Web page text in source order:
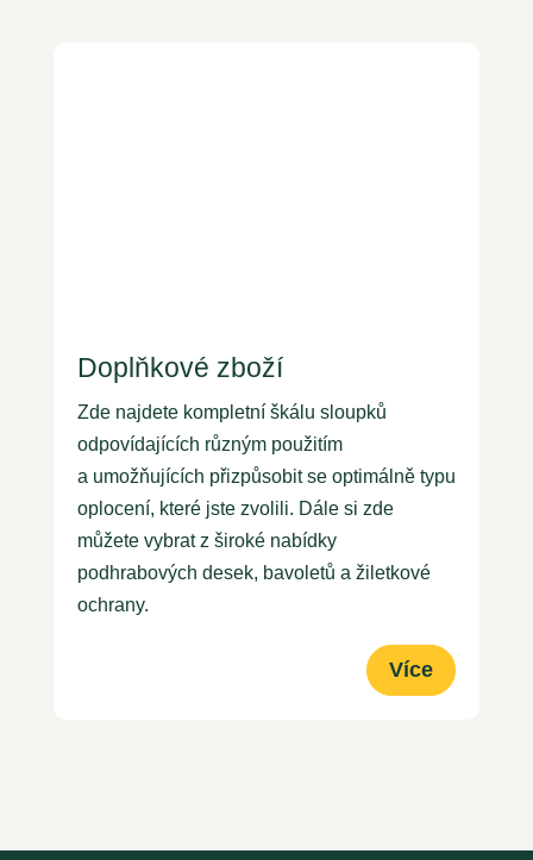
Doplňkové zboží
Zde najdete kompletní škálu sloupků
odpovídajících různým použitím
a umožňujících přizpůsobit se optimálně typu
oplocení, které jste zvolili. Dále si zde
můžete vybrat z široké nabídky
podhrabových desek, bavoletů a žiletkové
ochrany.
Více